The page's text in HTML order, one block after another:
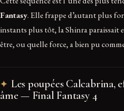
Fantasy. Elle frappe d’autant plus
instants plus tôt, la Shinra paraissait
être, ou quelle force, a bien pu
Les poupées Calcabrina,
âme — Final Fantasy 4